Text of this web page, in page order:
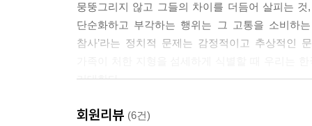
뭉뚱그리지 않고 그들의 차이를 더듬어 살피는
단순화하고 부각하는 행위는 그 고통을 소비하
참사’라는 정치적 문제는 감정적이고 추상적인
기대한다.
사회적 참사는 어떻게 개인의 일상을 부수어놓는가
회원리뷰 (6건)